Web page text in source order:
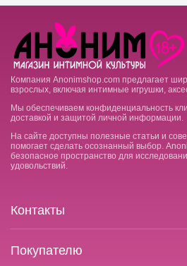
Компания Anonimshop.com предлагает
взрослых, включая интимные игрушки,
Мы обеспечиваем конфиденциальность
доставкой и защитой личной информации.
На сайте доступны полезные статьи и
помогает сделать осознанный выбор.
безопасное пространство для
удовольствий.
Контакты
Покупателю